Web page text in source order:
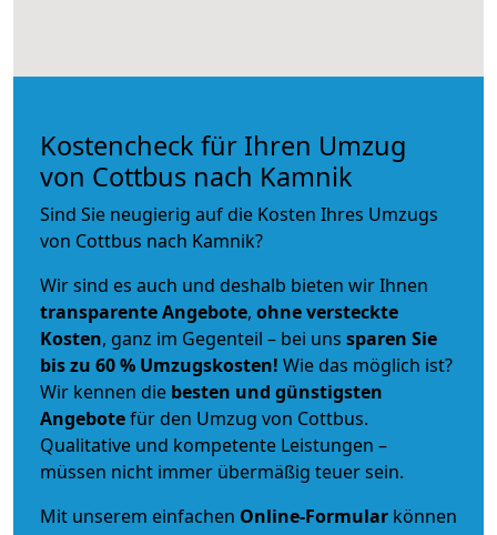
Kostencheck für Ihren Umzug
von Cottbus nach Kamnik
Sind Sie neugierig auf die Kosten Ihres Umzugs
von Cottbus nach Kamnik?
Wir sind es auch und deshalb bieten wir Ihnen
transparente Angebote, ohne versteckte
Kosten, ganz im Gegenteil – bei uns sparen Sie
bis zu 60 % Umzugskosten! Wie das möglich ist?
Wir kennen die besten und günstigsten
Angebotefür den Umzug von Cottbus.
Qualitative und kompetente Leistungen –
müssen nicht immer übermäßig teuer sein.
Mit unserem einfachen Online-Formular können